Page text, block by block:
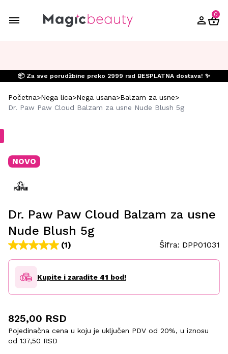
0
📦 Za sve porudžbine preko 2999 rsd BESPLATNA dostava! ✨
Početna>Nega lica>Nega usana>Balzam za usne>
Dr. Paw Paw Cloud Balzam za usne Nude Blush 5g
NOVO
Dr. Paw Paw Cloud Balzam za usne
Nude Blush 5g
(1) Šifra: DPP01031
Kupite i zaradite 41 bod!
825,00 RSD
Pojedinačna cena u koju je uključen PDV od 20%, u iznosu
od 137,50 RSD